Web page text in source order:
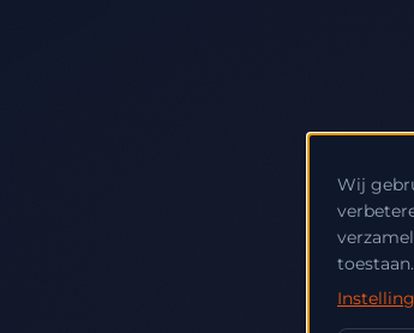
Wij
toestaan.